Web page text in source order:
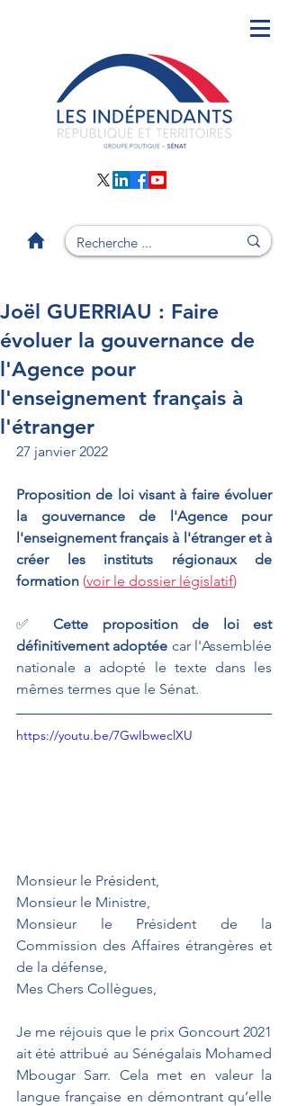
Joël GUERRIAU : Faire
évoluer la gouvernance de
l'Agence pour
l'enseignement français à
l'étranger
27 janvier 2022
Proposition de loi visant à faire évoluer
la gouvernance de l'Agence pour
l'enseignement français à l'étranger et à
créer les instituts régionaux de
formation (voir le dossier législatif)
✅ Cette proposition de loi est
définitivement adoptée car l'Assemblée
nationale a adopté le texte dans les
mêmes termes que le Sénat.
https://youtu.be/7GwIbweclXU
Monsieur le Président,
Monsieur le Ministre,
Monsieur le Président de la
Commission des Affaires étrangères et
de la défense,
Mes Chers Collègues,
Je me réjouis que le prix Goncourt 2021
ait été attribué au Sénégalais Mohamed
Mbougar Sarr. Cela met en valeur la
langue française en démontrant qu’elle